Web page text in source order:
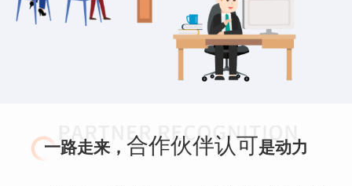
一路走来， 合作伙伴认可是动力